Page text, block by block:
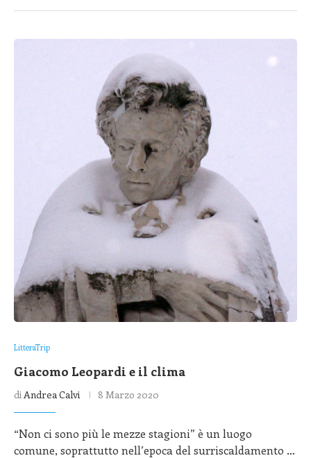
LitteraTrip
Giacomo Leopardi e il clima
diAndrea Calvi 8 Marzo 2020
“Non ci sono più le mezze stagioni” è un luogo
comune, soprattutto nell’epoca del surriscaldamento …